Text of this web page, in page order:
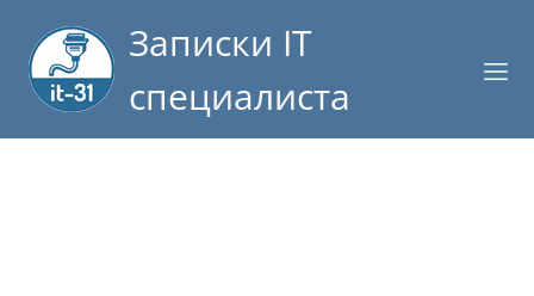
Записки IT
специалиста